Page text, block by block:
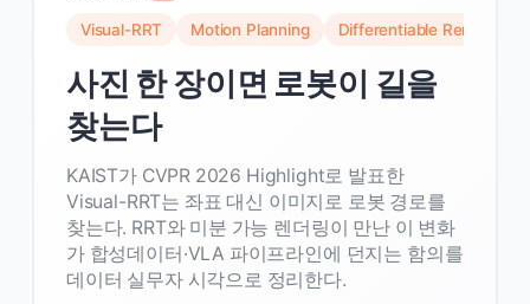
Visual-RRT Motion Planning Differentiable Rendering
사진 한 장이면 로봇이 길을
찾는다
KAIST가 CVPR 2026 Highlight로 발표한
Visual-RRT는 좌표 대신 이미지로 로봇 경로를
찾는다. RRT와 미분 가능 렌더링이 만난 이 변화
가 합성데이터·VLA 파이프라인에 던지는 함의를
데이터 실무자 시각으로 정리한다.